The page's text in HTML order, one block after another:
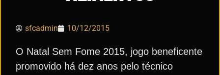
sfcadmin 10/12/2015
O Natal Sem Fome 2015, jogo beneficente
promovido há dez anos pelo técnico